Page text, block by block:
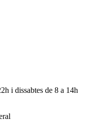
i dissabtes de 8 a 14h